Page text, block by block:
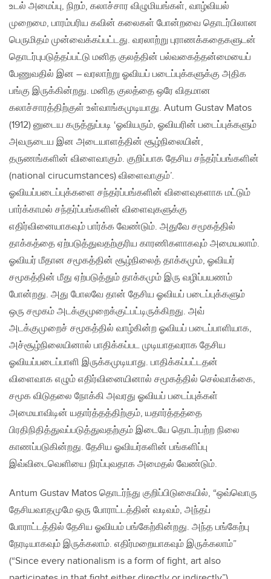
உடல் அமைப்பு, நிறம், கலாச்சார விழுமியங்கள், வாழ்வியல்
முறைமை, பாரம்பரிய கவின் கலைகள் போன்றவை தொடர்பிலான
பெருமிதம் முன்வைக்கப்பட்டது. வரலாற்று புராணக்கதைகளுடன்
தொடர்புபடுத்தப்பட்டு மனித குலத்தின் பல்வகைத்தன்மையைப்
பேணுவதில் இன – வரலாற்று ஓவியப் படைப்புக்களுக்கு அதிக
பங்கு இருக்கின்றது. மனித குலத்தை ஒரே விதமான
கலாச்சாரத்திற்குள் உள்வாங்கமுடியாது. Autum Gustav Matos
(1912) னுடைய கருத்துப்படி ‘ஓவியரும், ஓவியரின் படைப்புக்களும்
அவருடைய இன அடையாளத்தின் சூழ்நிலையின்,
தருணங்களின் விளைவாகும். குறிப்பாக தேசிய சந்தர்ப்பங்களின்
(national cirucumstances) விளைவாகும்’.
ஓவியப்படைப்புக்களை சந்தர்ப்பங்களின் விளைவுகளாக மட்டும்
பார்க்காமல் சந்தர்ப்பங்களின் விளைவுகளுக்கு
எதிர்வினையாகவும் பார்க்க வேண்டும். அதுவே சமூகத்தில்
தாக்கத்தை ஏற்படுத்துவதற்குரிய காரணிகளாகவும் அமையலாம்.
ஓவியர் மீதான சமூகத்தின் சூழ்நிலைத் தாக்கமும், ஓவியர்
சமூகத்தின் மீது ஏற்படுத்தும் தாக்கமும் இரு வழிப்பயணம்
போன்றது. அது போலவே தான் தேசிய ஓவியப் படைப்புக்களும்
ஒரு சமூகம் அடக்குமுறைக்குட்பட்டிருக்கிறது. அவ்
அடக்குமுறைச் சமூகத்தில் வாழ்கின்ற ஓவியப் படைப்பாளியாக,
அச்சூழ்நிலையினால் பாதிக்கப்பட முடியாதவராக தேசிய
ஓவியப்படைப்பாளி இருக்கமுடியாது. பாதிக்கப்பட்டதன்
விளைவாக எழும் எதிர்வினையினால் சமூகத்தில் செல்வாக்கை,
சமூக விடுதலை நோக்கி அவரது ஓவியப் படைப்புக்கள்
அமையாவிடின் யதார்த்தத்திற்கும், யதார்த்தத்தை
பிரதிநிதித்துவப்படுத்துவதற்கும் இடையே தொடர்பற்ற நிலை
காணப்படுகின்றது. தேசிய ஓவியர்களின் பங்களிப்பு
இவ்விடைவெளியை நிரப்புவதாக அமைதல் வேண்டும்.
Antum Gustav Matos தொடர்ந்து குறிப்பிடுகையில், “ஒவ்வொரு
தேசியவாதமுமே ஒரு போராட்டத்தின் வடிவம், அந்தப்
போராட்டத்தில் தேசிய ஓவியம் பங்கேற்கின்றது. அந்த பங்கேற்பு
நேரடியாகவும் இருக்கலாம். எதிர்மறையாகவும் இருக்கலாம்”
(“Since every nationalism is a form of fight, art also